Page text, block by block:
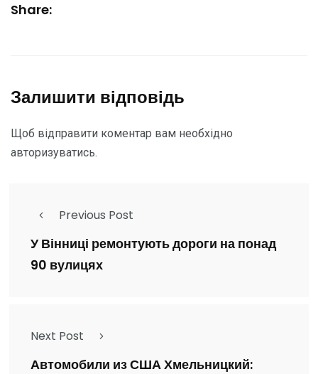
Share:
Залишити відповідь
Щоб відправити коментар вам необхідно
авторизуватись.
Previous Post
У Вінниці ремонтують дороги на понад
90 вулицях
Next Post
Автомобили из США Хмельницкий: